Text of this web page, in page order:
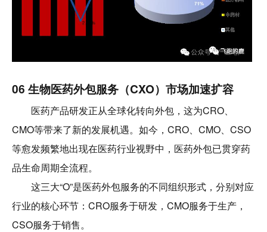
06 生物医药外包服务（CXO）市场加速扩容
医药产品研发正从全球化转向外包，这为CRO、
CMO等带来了新的发展机遇。如今，CRO、CMO、CSO
等愈发频繁地出现在医药行业视野中，医药外包已贯穿药
品生命周期全流程。
这三大“O”是医药外包服务的不同组织形式，分别对应
行业的核心环节：CRO服务于研发，CMO服务于生产，
CSO服务于销售。